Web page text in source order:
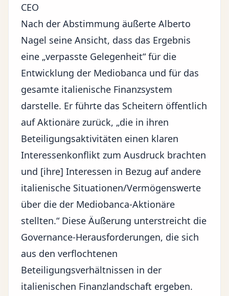
CEO
Nach der Abstimmung äußerte Alberto
Nagel seine Ansicht, dass das Ergebnis
eine „verpasste Gelegenheit“ für die
Entwicklung der Mediobanca und für das
gesamte italienische Finanzsystem
darstelle. Er führte das Scheitern öffentlich
auf Aktionäre zurück, „die in ihren
Beteiligungsaktivitäten einen klaren
Interessenkonflikt zum Ausdruck brachten
und [ihre] Interessen in Bezug auf andere
italienische Situationen/Vermögenswerte
über die der Mediobanca-Aktionäre
stellten.“ Diese Äußerung unterstreicht die
Governance-Herausforderungen, die sich
aus den verflochtenen
Beteiligungsverhältnissen in der
italienischen Finanzlandschaft ergeben.